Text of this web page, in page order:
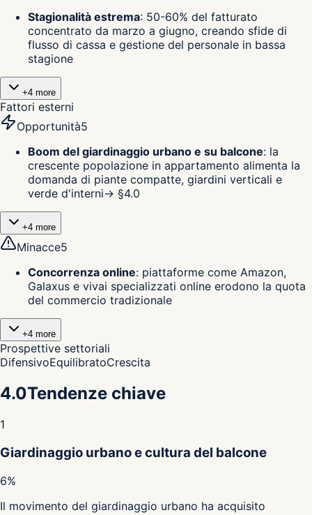
Stagionalità estrema: 50-60% del fatturato
concentrato da marzo a giugno, creando sfide di
flusso di cassa e gestione del personale in bassa
stagione
+4 more
Fattori esterni
Opportunità5
Boom del giardinaggio urbano e su balcone: la
crescente popolazione in appartamento alimenta la
domanda di piante compatte, giardini verticali e
verde d'interni→ §4.0
+4 more
Minacce5
Concorrenza online: piattaforme come Amazon,
Galaxus e vivai specializzati online erodono la quota
del commercio tradizionale
+4 more
Prospettive settoriali
DifensivoEquilibratoCrescita
4.0Tendenze chiave
1
Giardinaggio urbano e cultura del balcone
6%
Il movimento del giardinaggio urbano ha acquisito